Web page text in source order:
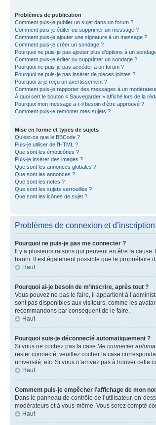
Problèmes de publication
Comment puis-je publier un sujet dans un forum ?
Comment puis-je éditer ou supprimer un message ?
Comment puis-je ajouter une signature à un message ?
Comment puis-je créer un sondage ?
Pourquoi ne puis-je pas ajouter plus d’options à un
Comment puis-je éditer ou supprimer un sondage ?
Pourquoi ne puis-je pas accéder à un forum ?
Pourquoi ne puis-je pas insérer de pièces jointes ?
Pourquoi ai-je reçu un avertissement ?
Comment puis-je rapporter des messages à un
À quoi sert le bouton « Sauvegarder » affiché lors de la
Pourquoi mon message a-t-il besoin d’être approuvé ?
Comment puis-je remonter mes sujets ?
Mise en forme et types de sujets
Qu’est-ce que le BBCode ?
Puis-je utiliser de l’HTML ?
Que sont les émoticônes ?
Puis-je insérer des images ?
Que sont les annonces globales ?
Que sont les annonces ?
Que sont les notes ?
Que sont les sujets verrouillés ?
Que sont les icônes de sujet ?
Problèmes de connexion et d’inscription
Pourquoi ne puis-je pas me connecter ?
Il y a plusieurs raisons qui peuvent en être la
banni. Il est également possible que le propriétaire
Haut
Pourquoi ai-je besoin de m’inscrire, après tout ?
Vous pouvez ne pas le faire, il appartient à
sont pas disponibles aux visiteurs, comme les
recommandons par conséquent de le faire.
Haut
Pourquoi suis-je déconnecté automatiquement ?
Si vous ne cochez pas la case Me connecter
rester connecté, veuillez cocher la case
université, etc. Si vous n’arrivez pas à trouver cette
Haut
Comment puis-je empêcher l’affichage de mon
Dans le panneau de contrôle de l’utilisateur, en-
modérateurs et à vous-même. Vous serez compté
Haut